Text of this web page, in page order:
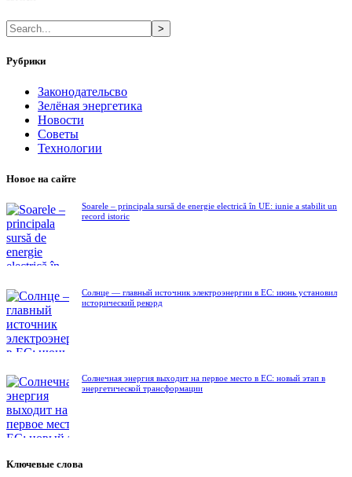
>
Рубрики
Законодательсво
Зелёная энергетика
Новости
Советы
Технологии
Новое на сайте
Soarele – principala sursă de energie electrică în UE: iunie a stabilit un
record istoric
Солнце — главный источник электроэнергии в ЕС: июнь установил
исторический рекорд
Солнечная энергия выходит на первое место в ЕС: новый этап в
энергетической трансформации
Ключевые слова